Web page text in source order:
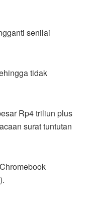
senilai
tidak
Rp4 triliun plus
surat tuntutan